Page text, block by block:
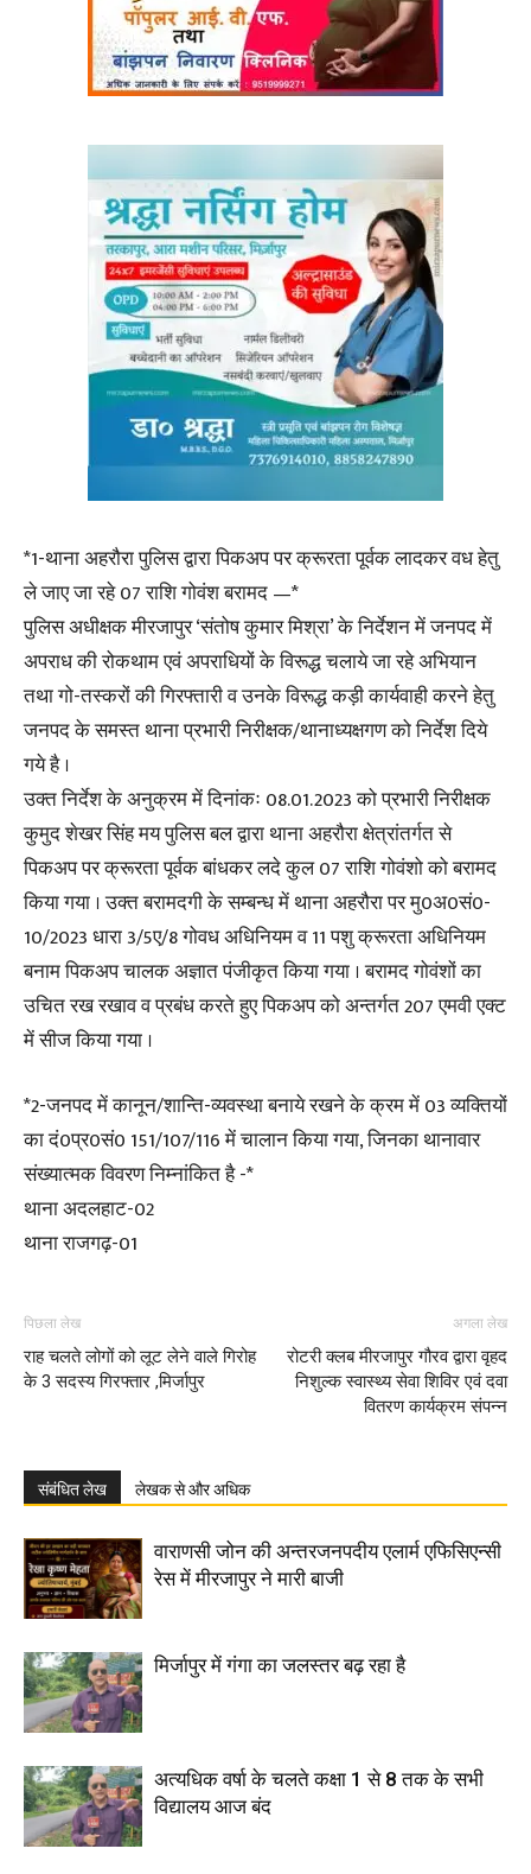
*1-थाना अहरौरा पुलिस द्वारा पिकअप पर क्रूरता पूर्वक लादकर वध हेतु
ले जाए जा रहे 07 राशि गोवंश बरामद —*
पुलिस अधीक्षक मीरजापुर ‘संतोष कुमार मिश्रा’ के निर्देशन में जनपद में
अपराध की रोकथाम एवं अपराधियों के विरूद्ध चलाये जा रहे अभियान
तथा गो-तस्करों की गिरफ्तारी व उनके विरूद्ध कड़ी कार्यवाही करने हेतु
जनपद के समस्त थाना प्रभारी निरीक्षक/थानाध्यक्षगण को निर्देश दिये
गये है ।
उक्त निर्देश के अनुक्रम में दिनांकः 08.01.2023 को प्रभारी निरीक्षक
कुमुद शेखर सिंह मय पुलिस बल द्वारा थाना अहरौरा क्षेत्रांतर्गत से
पिकअप पर क्रूरता पूर्वक बांधकर लदे कुल 07 राशि गोवंशो को बरामद
किया गया । उक्त बरामदगी के सम्बन्ध में थाना अहरौरा पर मु0अ0सं0-
10/2023 धारा 3/5ए/8 गोवध अधिनियम व 11 पशु क्रूरता अधिनियम
बनाम पिकअप चालक अज्ञात पंजीकृत किया गया । बरामद गोवंशों का
उचित रख रखाव व प्रबंध करते हुए पिकअप को अन्तर्गत 207 एमवी एक्ट
में सीज किया गया ।
*2-जनपद में कानून/शान्ति-व्यवस्था बनाये रखने के क्रम में 03 व्यक्तियों
का दं0प्र0सं0 151/107/116 में चालान किया गया, जिनका थानावार
संख्यात्मक विवरण निम्नांकित है -*
थाना अदलहाट-02
थाना राजगढ़-01
पिछला लेख
राह चलते लोगों को लूट लेने वाले गिरोह
के 3 सदस्य गिरफ्तार ,मिर्जापुर
अगला लेख
रोटरी क्लब मीरजापुर गौरव द्वारा वृहद
निशुल्क स्वास्थ्य सेवा शिविर एवं दवा
वितरण कार्यक्रम संपन्न
संबंधित लेख लेखक से और अधिक
वाराणसी जोन की अन्तरजनपदीय एलार्म एफिसिएन्सी
रेस में मीरजापुर ने मारी बाजी
मिर्जापुर में गंगा का जलस्तर बढ़ रहा है
अत्यधिक वर्षा के चलते कक्षा 1 से 8 तक के सभी
विद्यालय आज बंद